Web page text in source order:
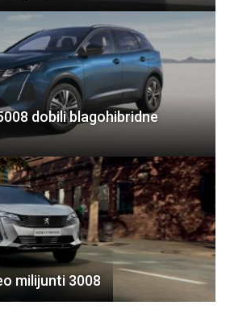
dobili blagohibridne
milijunti 3008